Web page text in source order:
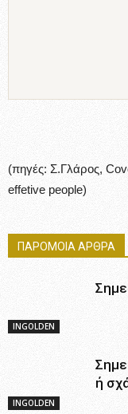
(πηγές: Σ.Γλάρος,
effetive people)
ΠΑΡΟΜΟΙΑ ΑΡΘΡΑ
INGOLDEN
INGOLDEN
ή